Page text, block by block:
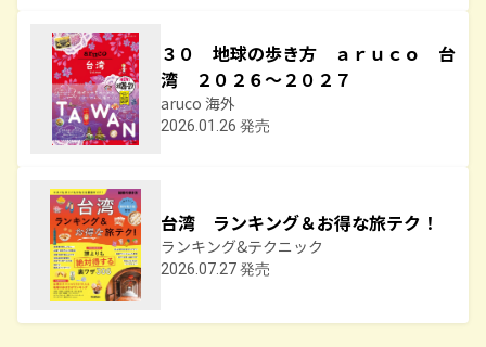
３０ 地球の歩き方 ａｒｕｃｏ 台
湾 ２０２６～２０２７
aruco 海外
2026.01.26 発売
台湾 ランキング＆お得な旅テク！
ランキング&テクニック
2026.07.27 発売